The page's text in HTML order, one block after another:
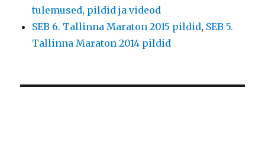
tulemused, pildid ja videod
SEB 6. Tallinna Maraton 2015 pildid, SEB 5.
Tallinna Maraton 2014 pildid